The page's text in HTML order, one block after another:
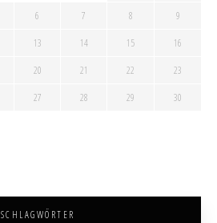
6 7 8
9
13 14 15
16
20 21 22
23
27 28 29
30
SCHLAGWÖRTER